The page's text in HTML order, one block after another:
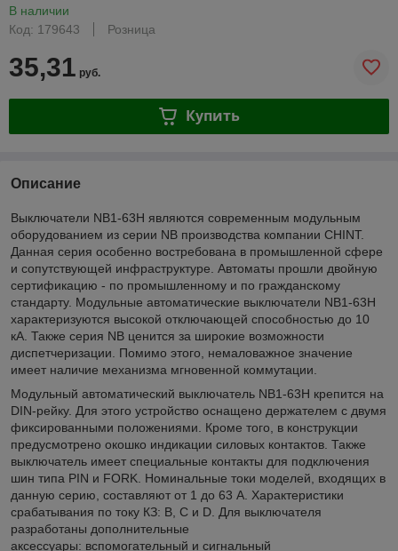
В наличии
Код: 179643
Розница
35,31 руб.
Купить
Описание
Выключатели NB1-63H являются современным модульным
оборудованием из серии NB производства компании CHINT.
Данная серия особенно востребована в промышленной сфере
и сопутствующей инфраструктуре. Автоматы прошли двойную
сертификацию - по промышленному и по гражданскому
стандарту. Модульные автоматические выключатели NB1-63H
характеризуются высокой отключающей способностью до 10
кА. Также серия NB ценится за широкие возможности
диспетчеризации. Помимо этого, немаловажное значение
имеет наличие механизма мгновенной коммутации.
Модульный автоматический выключатель NB1-63H крепится на
DIN-рейку. Для этого устройство оснащено держателем с двумя
фиксированными положениями. Кроме того, в конструкции
предусмотрено окошко индикации силовых контактов. Также
выключатель имеет специальные контакты для подключения
шин типа PIN и FORK. Номинальные токи моделей, входящих в
данную серию, составляют от 1 до 63 A. Характеристики
срабатывания по току КЗ: B, C и D. Для выключателя
разработаны дополнительные
аксессуары: вспомогательный и сигнальный